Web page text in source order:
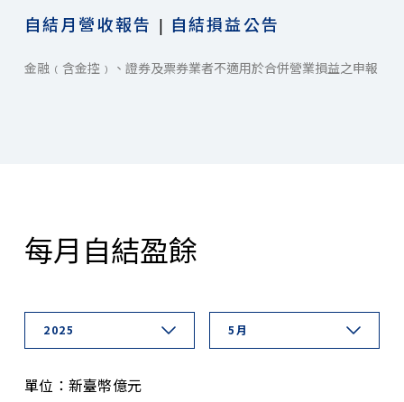
自結月營收報告 | 自結損益公告
金融﹙含金控﹚、證券及票券業者不適用於合併營業損益之申報
每月自結盈餘
2025 5月
單位：新臺幣億元